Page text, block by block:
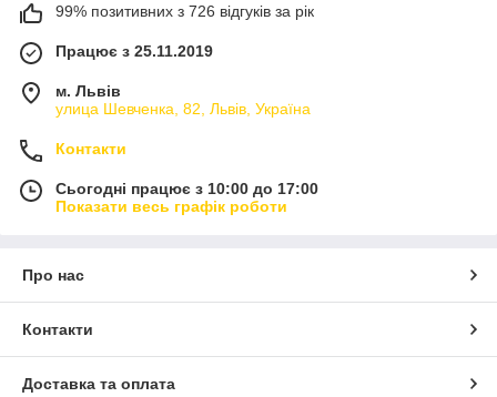
99% позитивних з 726 відгуків за рік
Працює з 25.11.2019
м. Львів
улица Шевченка, 82, Львів, Україна
Контакти
Сьогодні працює з 10:00 до 17:00
Показати весь графік роботи
Про нас
Контакти
Доставка та оплата